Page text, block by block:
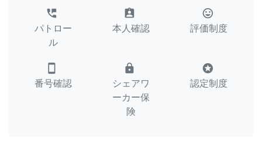
perm_phone_msg
パトロー
ル
assignment_ind
本人確認
tag_faces
評価制度
smartphone
番号確認
lock
シェアワ
ーカー保
険
stars
認定制度